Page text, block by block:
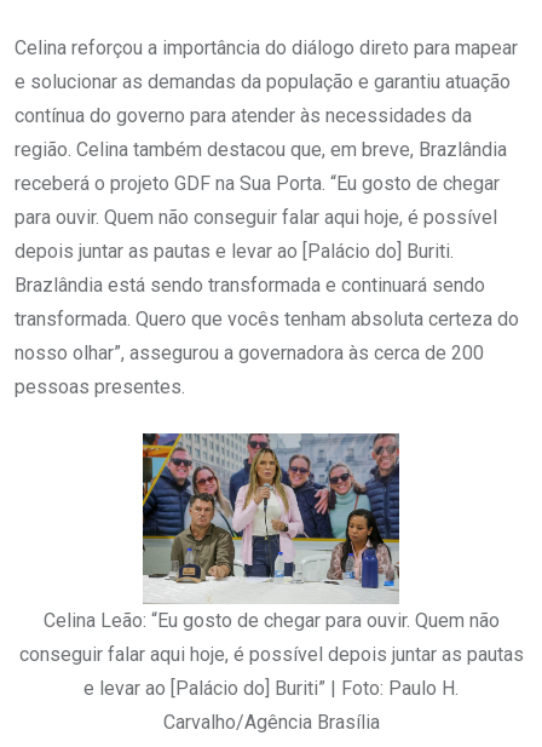
Celina reforçou a importância do diálogo direto para mapear
e solucionar as demandas da população e garantiu atuação
contínua do governo para atender às necessidades da
região. Celina também destacou que, em breve, Brazlândia
receberá o projeto GDF na Sua Porta. “Eu gosto de chegar
para ouvir. Quem não conseguir falar aqui hoje, é possível
depois juntar as pautas e levar ao [Palácio do] Buriti.
Brazlândia está sendo transformada e continuará sendo
transformada. Quero que vocês tenham absoluta certeza do
nosso olhar”, assegurou a governadora às cerca de 200
pessoas presentes.
Celina Leão: “Eu gosto de chegar para ouvir. Quem não
conseguir falar aqui hoje, é possível depois juntar as pautas
e levar ao [Palácio do] Buriti” | Foto: Paulo H.
Carvalho/Agência Brasília